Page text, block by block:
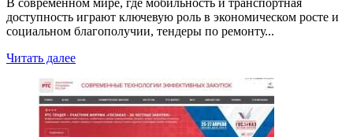
доступность играют ключевую роль в экономическом росте и
социальном благополучии, тендеры по ремонту...
Читать далееRead
about
Тендеры
по
ремонту